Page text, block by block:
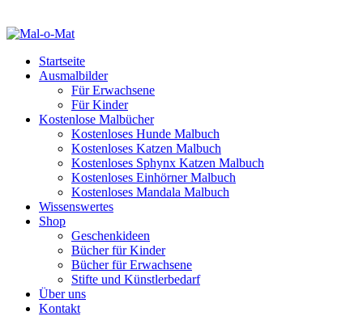
Startseite
Ausmalbilder
Für Erwachsene
Für Kinder
Kostenlose Malbücher
Kostenloses Hunde Malbuch
Kostenloses Katzen Malbuch
Kostenloses Sphynx Katzen Malbuch
Kostenloses Einhörner Malbuch
Kostenloses Mandala Malbuch
Wissenswertes
Shop
Geschenkideen
Bücher für Kinder
Bücher für Erwachsene
Stifte und Künstlerbedarf
Über uns
Kontakt